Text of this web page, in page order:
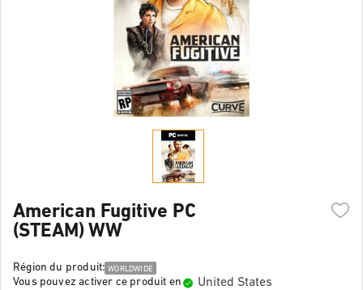
American Fugitive PC
(STEAM) WW
Région du produit: WORLDWIDE
Vous pouvez activer ce produit en United States